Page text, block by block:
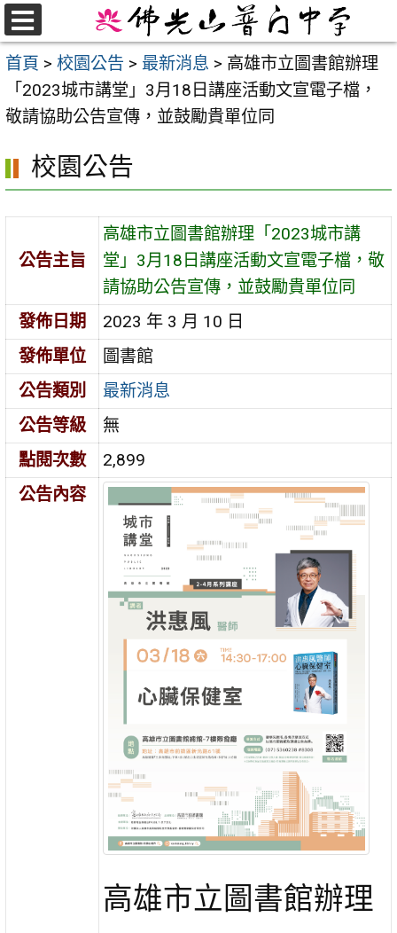
跳
至
主
內
首頁 > 校園公告 > 最新消息 > 高雄市立圖書館辦理
「2023城市講堂」3月18日講座活動文宣電子檔，
敬請協助公告宣傳，並鼓勵貴單位同
校園公告
公告主旨
高雄市立圖書館辦理「2023城市講
堂」3月18日講座活動文宣電子檔，敬
請協助公告宣傳，並鼓勵貴單位同
發佈日期
2023 年 3 月 10 日
發佈單位
圖書館
公告類別
最新消息
公告等級
無
點閱次數
2,899
公告內容
高雄市立圖書館辦理
選
單